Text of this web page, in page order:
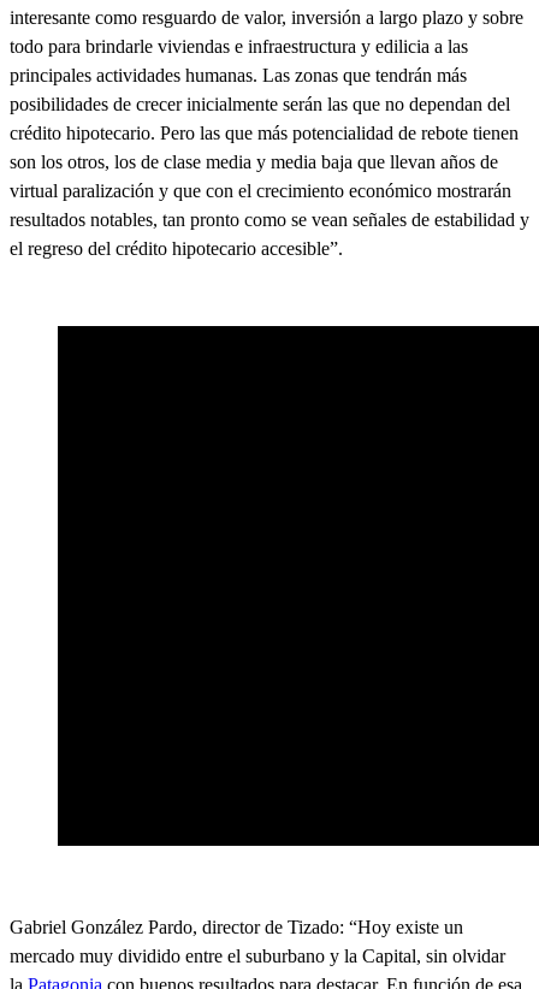
interesante como resguardo de valor, inversión a largo plazo y sobre
todo para brindarle viviendas e infraestructura y edilicia a las
principales actividades humanas. Las zonas que tendrán más
posibilidades de crecer inicialmente serán las que no dependan del
crédito hipotecario. Pero las que más potencialidad de rebote tienen
son los otros, los de clase media y media baja que llevan años de
virtual paralización y que con el crecimiento económico mostrarán
resultados notables, tan pronto como se vean señales de estabilidad y
el regreso del crédito hipotecario accesible”.
Gabriel González Pardo, director de Tizado: “Hoy existe un
mercado muy dividido entre el suburbano y la Capital, sin olvidar
la Patagonia con buenos resultados para destacar. En función de esa